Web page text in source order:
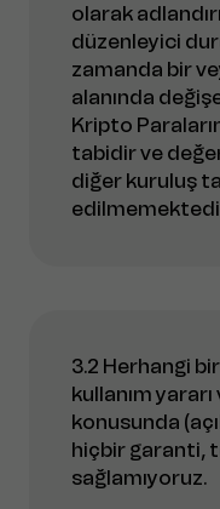
olarak
düzenleyici
zamanda bir
alanında
Kripto
tabidir ve
diğer kuruluş
3.2 Herhangi
kullanım
konusunda
hiçbir garanti,
sağlamıyoruz.